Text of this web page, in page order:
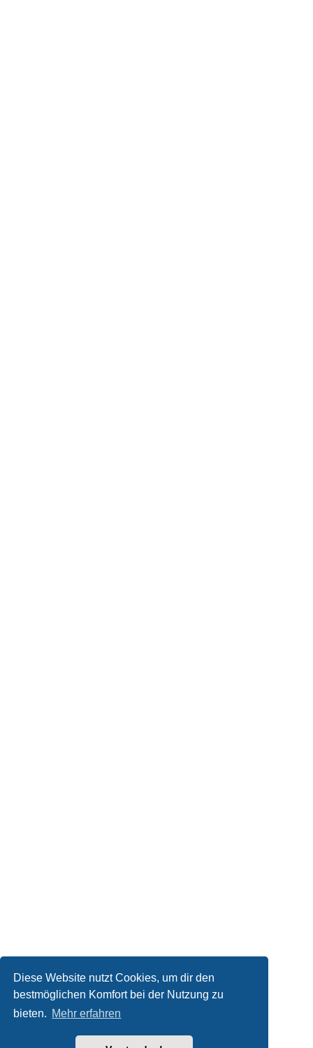
Diese Website nutzt Cookies, um dir den
bestmöglichen Komfort bei der Nutzung zu
bieten. Mehr erfahren